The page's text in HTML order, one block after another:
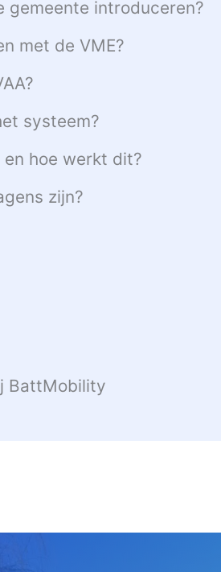
gemeente introduceren?
met de VME?
systeem?
hoe werkt dit?
zijn?
BattMobility